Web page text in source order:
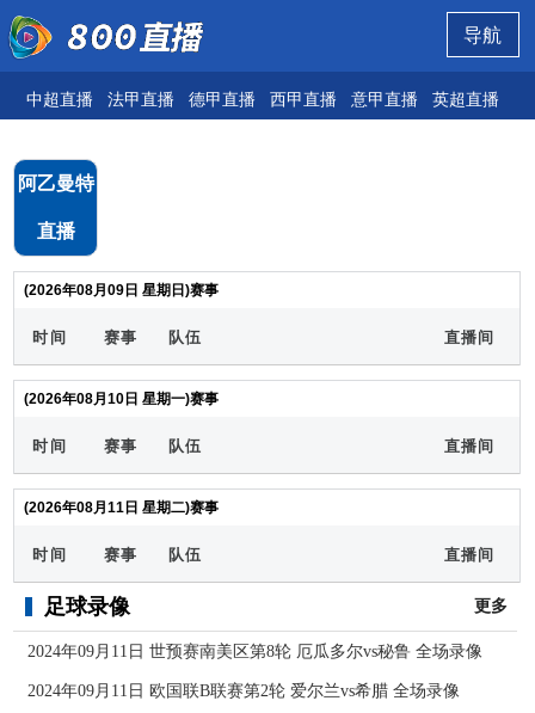
导航
中超直播 法甲直播 德甲直播 西甲直播 意甲直播 英超直播
阿乙曼特
直播
(2026年08月09日 星期日)赛事
时间 赛事 队伍 直播间
(2026年08月10日 星期一)赛事
时间 赛事 队伍 直播间
(2026年08月11日 星期二)赛事
时间 赛事 队伍 直播间
足球录像 更多
2024年09月11日 世预赛南美区第8轮 厄瓜多尔vs秘鲁 全场录像
2024年09月11日 欧国联B联赛第2轮 爱尔兰vs希腊 全场录像